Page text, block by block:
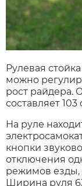
Рулевая
можно
рост райдера.
составляет 103
На руле
кнопки
отключения
режимов езды,
Ширина руля